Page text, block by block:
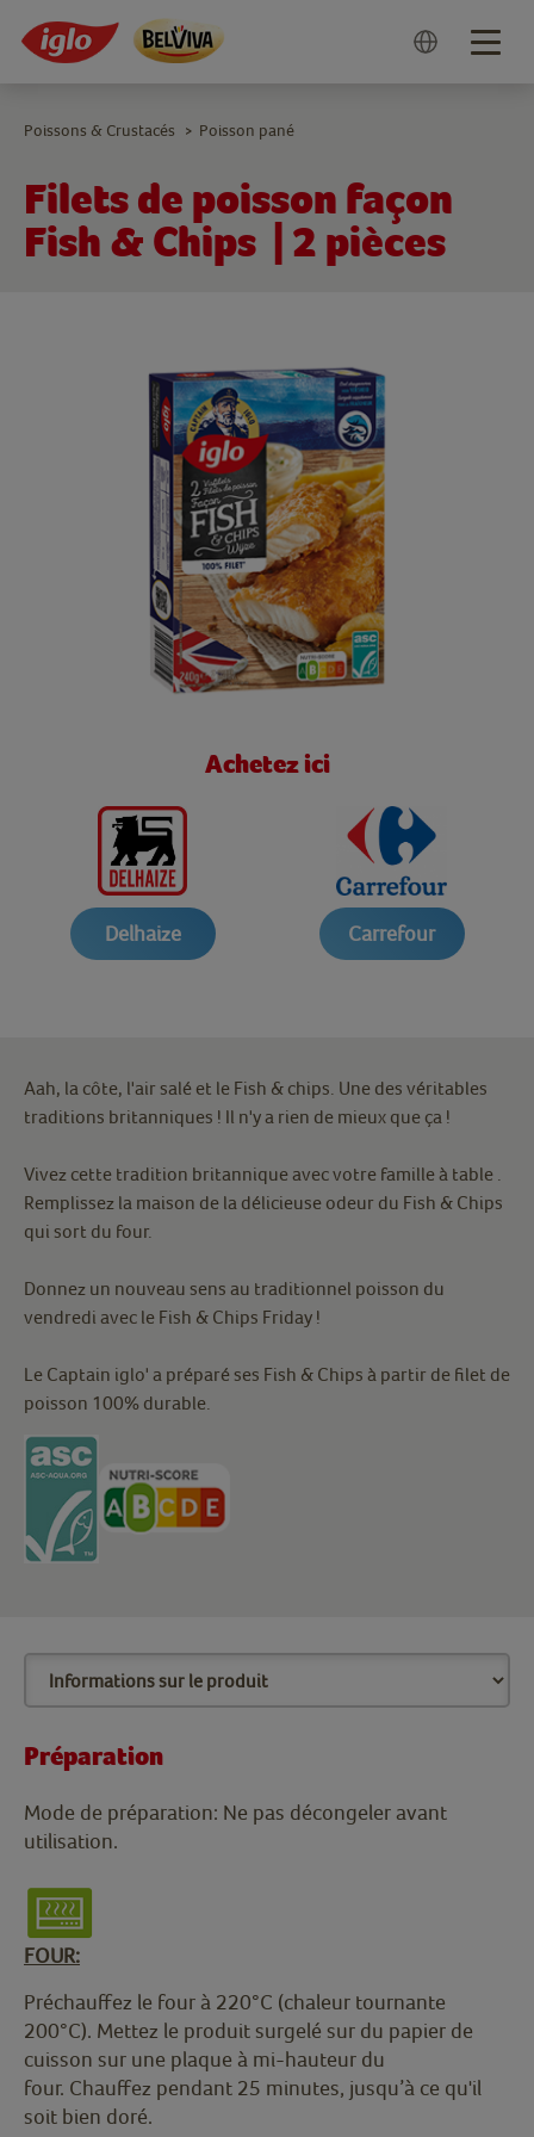
Filets de poisson façon
Fish & Chips | 2 pièces
Poissons & Crustacés > Poisson pané
Achetez ici
Delhaize Carrefour
Aah, la côte, l'air salé et le Fish & chips. Une des véritables
traditions britanniques ! Il n'y a rien de mieux que ça !
Vivez cette tradition britannique avec votre famille à table .
Remplissez la maison de la délicieuse odeur du Fish & Chips
qui sort du four.
Donnez un nouveau sens au traditionnel poisson du
vendredi avec le Fish & Chips Friday !
Le Captain iglo' a préparé ses Fish & Chips à partir de filet de
poisson 100% durable.
Préparation
Mode de préparation: Ne pas décongeler avant
utilisation.
FOUR:
Préchauffez le four à 220°C (chaleur tournante
200°C). Mettez le produit surgelé sur du papier de
cuisson sur une plaque à mi-hauteur du
four. Chauffez pendant 25 minutes, jusqu’à ce qu'il
soit bien doré.